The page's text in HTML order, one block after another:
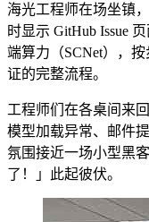
海光工程师在场坐镇
时显示 GitHub Issue
端算力（SCNet），
证的完整流程。
工程师们在各桌间来
模型加载异常、邮件
氛围接近一场小型黑
了！」此起彼伏。